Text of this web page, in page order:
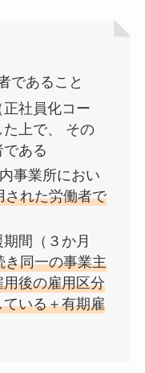
であること
社員化コー
上で、 その
ある
事業所におい
された労働者で
間（３か月
き同一の事業主
後の雇用区分
いる＋有期雇